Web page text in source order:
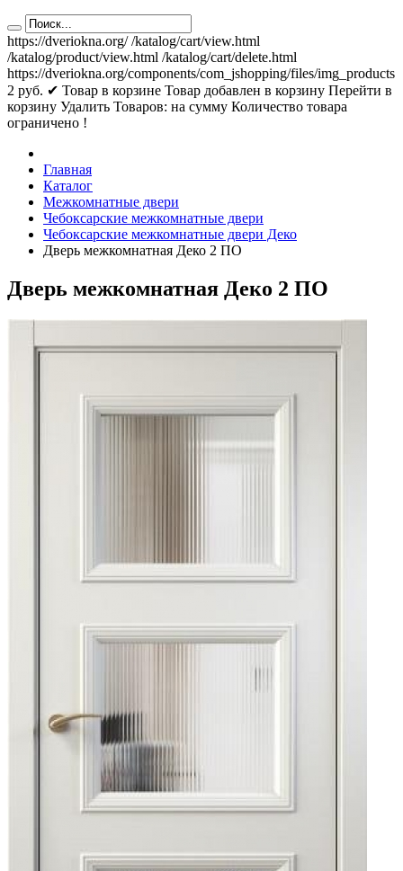
https://dveriokna.org/ /katalog/cart/view.html
/katalog/product/view.html /katalog/cart/delete.html
https://dveriokna.org/components/com_jshopping/files/img_products
2 руб. ✔ Товар в корзине Товар добавлен в корзину Перейти в
корзину Удалить Товаров: на сумму Количество товара
ограничено !
Главная
Каталог
Межкомнатные двери
Чебоксарские межкомнатные двери
Чебоксарские межкомнатные двери Деко
Дверь межкомнатная Деко 2 ПО
Дверь межкомнатная Деко 2 ПО